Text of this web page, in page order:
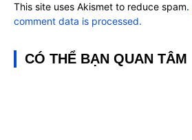
This site uses Akismet to reduce spam.
comment data is processed.
CÓ THỂ BẠN QUAN TÂM